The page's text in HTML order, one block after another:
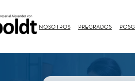
NOSOTROS PREGRADOS